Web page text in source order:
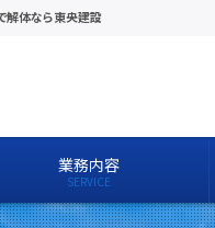
解体なら東央建設
業務内容